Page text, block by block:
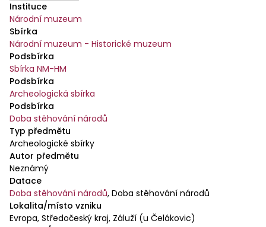
Instituce
Národní muzeum
Sbírka
Národní muzeum - Historické muzeum
Podsbírka
Sbírka NM-HM
Podsbírka
Archeologická sbírka
Podsbírka
Doba stěhování národů
Typ předmětu
Archeologické sbírky
Autor předmětu
Neznámý
Datace
Doba stěhování národů, Doba stěhování národů
Lokalita/místo vzniku
Evropa, Středočeský kraj, Záluží (u Čelákovic)